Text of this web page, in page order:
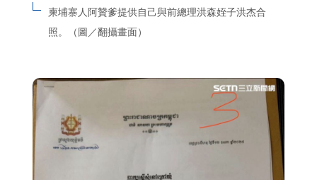
柬埔寨人阿贊爹提供自己與前總理洪森姪子洪杰合
照。（圖／翻攝畫面）